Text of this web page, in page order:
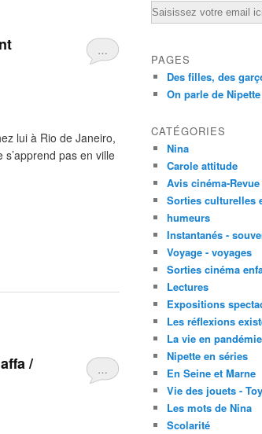
…
lui à Rio de Janeiro,
pas en ville
…
/
Email
PAGES
Des filles, des
On parle de Nipette
CATÉGORIES
Nina
Carole attitude
Avis cinéma-
Sorties culturelles
humeurs
Instantanés -
Voyage - voyages
Sorties cinéma
Lectures
Expositions
Les réflexions
La vie en pandémie
Nipette en séries
En Seine et Marne
Vie des jouets -
Les mots de Nina
Scolarité